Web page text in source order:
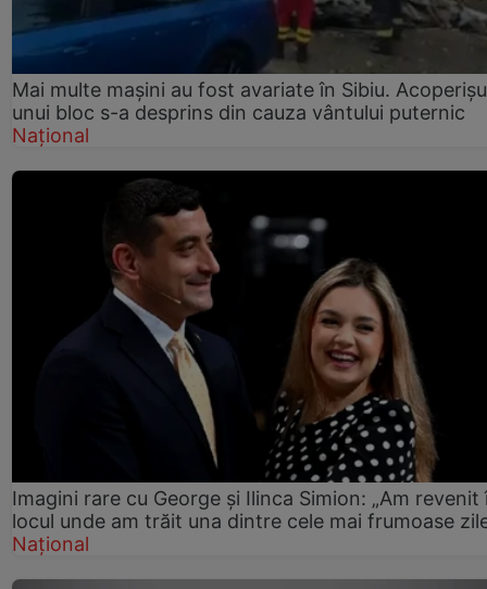
Mai multe mașini au fost avariate în Sibiu.
unui bloc s-a desprins din cauza vântului puternic
Național
Imagini rare cu George și Ilinca Simion: „Am revenit
locul unde am trăit una dintre cele mai frumoase
Național